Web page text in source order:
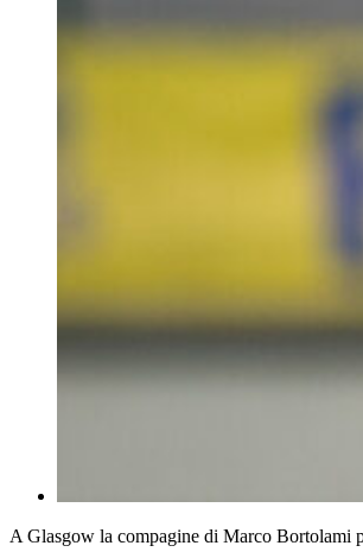
A Glasgow la compagine di Marco Bortolami